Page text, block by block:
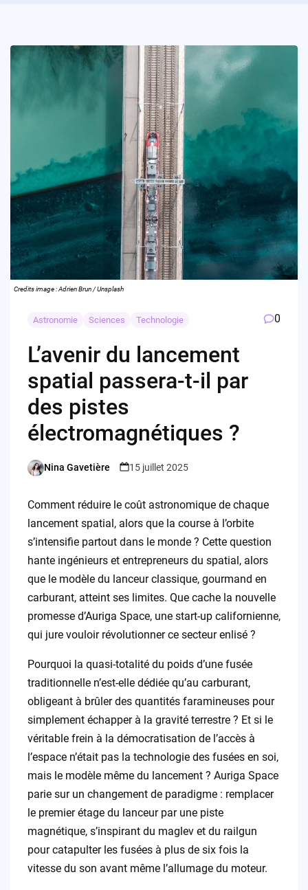
Credits image : Adrien Brun / Unsplash
Astronomie Sciences Technologie 0
L’avenir du lancement
spatial passera-t-il par
des pistes
électromagnétiques ?
Posted
Nina Gavetière 15 juillet 2025
Comment réduire le coût astronomique de chaque
lancement spatial, alors que la course à l’orbite
s’intensifie partout dans le monde ? Cette question
hante ingénieurs et entrepreneurs du spatial, alors
que le modèle du lanceur classique, gourmand en
carburant, atteint ses limites. Que cache la nouvelle
promesse d’Auriga Space, une start-up californienne,
qui jure vouloir révolutionner ce secteur enlisé ?
Pourquoi la quasi-totalité du poids d’une fusée
traditionnelle n’est-elle dédiée qu’au carburant,
obligeant à brûler des quantités faramineuses pour
simplement échapper à la gravité terrestre ? Et si le
véritable frein à la démocratisation de l’accès à
l’espace n’était pas la technologie des fusées en soi,
mais le modèle même du lancement ? Auriga Space
parie sur un changement de paradigme : remplacer
le premier étage du lanceur par une piste
magnétique, s’inspirant du maglev et du railgun
pour catapulter les fusées à plus de six fois la
vitesse du son avant même l’allumage du moteur.